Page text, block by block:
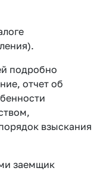
подробно
отчет об
взыскания
заемщик